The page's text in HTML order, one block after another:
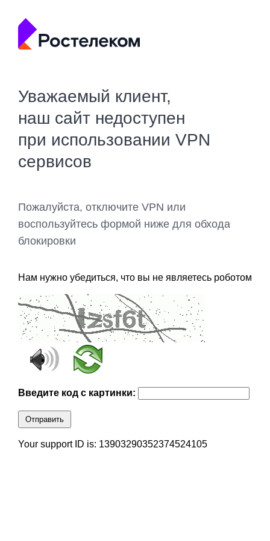
Уважаемый клиент,
наш сайт недоступен
при использовании VPN
сервисов
Пожалуйста, отключите VPN или
воспользуйтесь формой ниже для обхода
блокировки
Нам нужно убедиться, что вы не являетесь роботом
Введите код с картинки:
Отправить
Your support ID is: 13903290352374524105